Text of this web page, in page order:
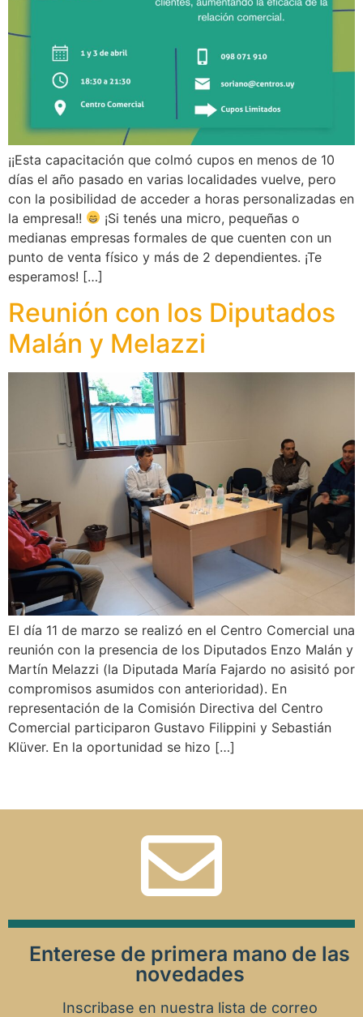
¡¡Esta capacitación que colmó cupos en menos de 10
días el año pasado en varias localidades vuelve, pero
con la posibilidad de acceder a horas personalizadas en
la empresa!!
¡Si tenés una micro, pequeñas o
medianas empresas formales de que cuenten con un
punto de venta físico y más de 2 dependientes. ¡Te
esperamos! […]
Reunión con los Diputados
Malán y Melazzi
El día 11 de marzo se realizó en el Centro Comercial una
reunión con la presencia de los Diputados Enzo Malán y
Martín Melazzi (la Diputada María Fajardo no asisitó por
compromisos asumidos con anterioridad). En
representación de la Comisión Directiva del Centro
Comercial participaron Gustavo Filippini y Sebastián
Klüver. En la oportunidad se hizo […]
Enterese de primera mano de las
novedades
Inscribase en nuestra lista de correo